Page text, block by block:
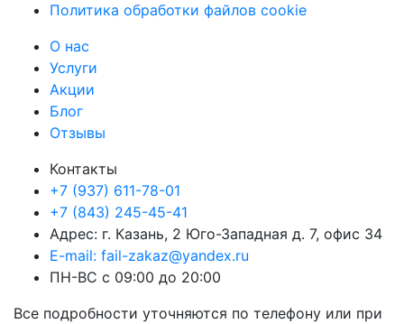
Политика обработки файлов cookie
О нас
Услуги
Акции
Блог
Отзывы
Контакты
+7 (937) 611-78-01
+7 (843) 245-45-41
Адрес: г. Казань, 2 Юго-Западная д. 7, офис 34
E-mail: fail-zakaz@yandex.ru
ПН-ВС с 09:00 до 20:00
Все подробности уточняются по телефону или при